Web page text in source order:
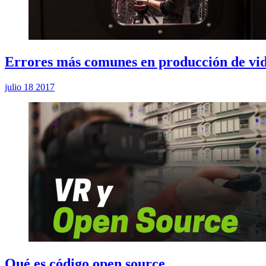
Errores más comunes en producción de
julio 18 2017